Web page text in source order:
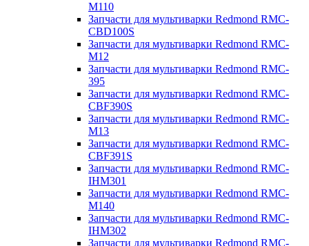
M110
Запчасти для мультиварки Redmond RMC-
CBD100S
Запчасти для мультиварки Redmond RMC-
M12
Запчасти для мультиварки Redmond RMC-
395
Запчасти для мультиварки Redmond RMC-
CBF390S
Запчасти для мультиварки Redmond RMC-
M13
Запчасти для мультиварки Redmond RMC-
CBF391S
Запчасти для мультиварки Redmond RMC-
IHM301
Запчасти для мультиварки Redmond RMC-
M140
Запчасти для мультиварки Redmond RMC-
IHM302
Запчасти для мультиварки Redmond RMC-